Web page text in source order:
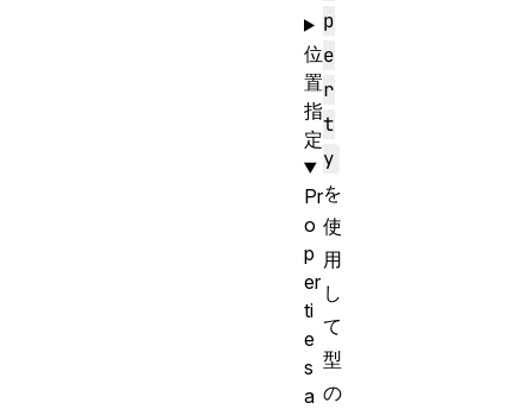
p
e
r
t
y
を
使
用
し
て
型
の
位
置
指
定
Pr
o
p
er
ti
e
s
a